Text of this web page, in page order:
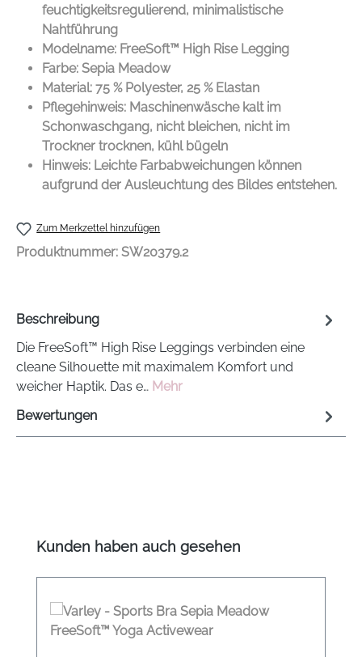
feuchtigkeitsregulierend, minimalistische
Nahtführung
Modelname: FreeSoft™ High Rise Legging
Farbe: Sepia Meadow
Material: 75 % Polyester, 25 % Elastan
Pflegehinweis: Maschinenwäsche kalt im
Schonwaschgang, nicht bleichen, nicht im
Trockner trocknen, kühl bügeln
Hinweis: Leichte Farbabweichungen können
aufgrund der Ausleuchtung des Bildes entstehen.
Zum Merkzettel hinzufügen
Produktnummer: SW20379.2
Beschreibung
Die FreeSoft™ High Rise Leggings verbinden eine
cleane Silhouette mit maximalem Komfort und
weicher Haptik. Das e… Mehr
Bewertungen
Produktgalerie überspringen
Kunden haben auch gesehen